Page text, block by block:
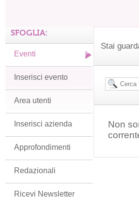
Stai
Non
SFOGLIA:
Eventi
Inserisci evento
Area utenti
Inserisci azienda
Approfondimenti
Redazionali
Ricevi Newsletter